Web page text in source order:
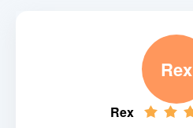
Rex
Rex